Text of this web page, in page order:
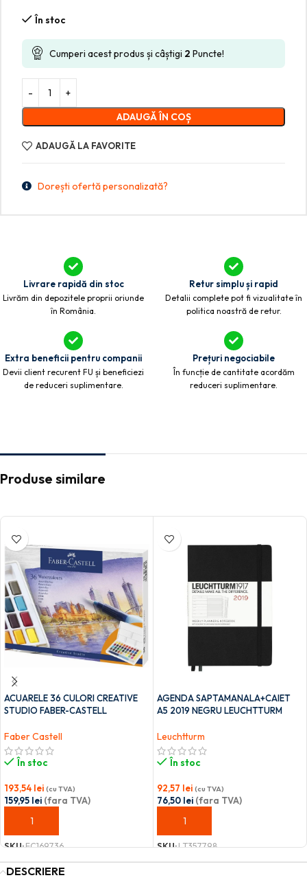
În stoc
Cumperi acest produs și câștigi 2 Puncte!
ADAUGĂ ÎN COȘ
ADAUGĂ LA FAVORITE
Dorești ofertă personalizată?
Livrare rapidă din stoc
Livrăm din depozitele proprii oriunde
în România.
Retur simplu și rapid
Detalii complete pot fi vizualitate în
politica noastră de retur.
Extra beneficii pentru companii
Devii client recurent FU și beneficiezi
de reduceri suplimentare.
Prețuri negociabile
În funcție de cantitate acordăm
reduceri suplimentare.
Produse similare
ACUARELE 36 CULORI CREATIVE
STUDIO FABER-CASTELL
Faber Castell
În stoc
193,54 lei (cu TVA)
159,95 lei (fara TVA)
ADAUGĂ ÎN COȘ
SKU:FC169736
AGENDA SAPTAMANALA+CAIET
A5 2019 NEGRU LEUCHTTURM
Leuchtturm
În stoc
92,57 lei (cu TVA)
76,50 lei (fara TVA)
ADAUGĂ ÎN COȘ
SKU:LT357798
DESCRIERE